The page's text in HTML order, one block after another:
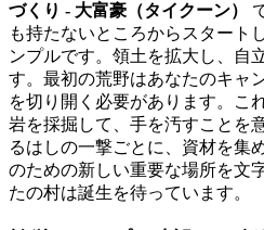
づくり - 大富豪（タイクーン）
も持たないところからスタート
ンプルです。領土を拡大し、自
す。最初の荒野はあなたのキャ
を切り開く必要があります。こ
岩を採掘して、手を汚すことを
るはしの一撃ごとに、資材を集
のための新しい重要な場所を文
たの村は誕生を待っています。